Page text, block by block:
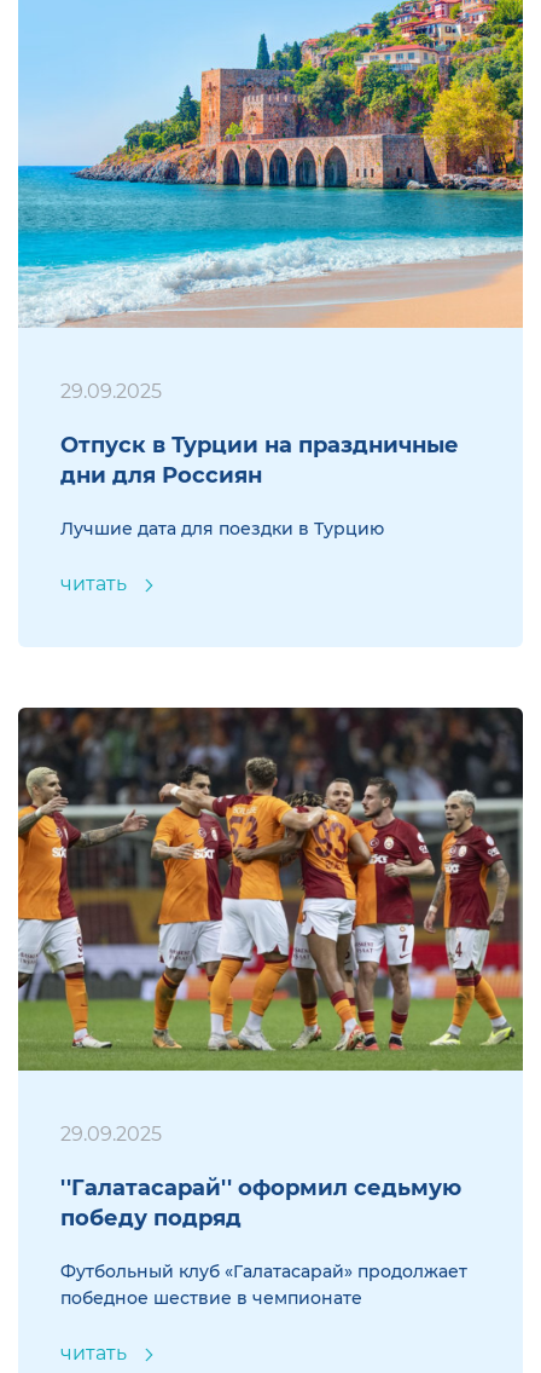
29.09.2025
Отпуск в Турции на праздничные
дни для Россиян
Лучшие дата для поездки в Турцию
читать
29.09.2025
''Галатасарай'' оформил седьмую
победу подряд
Футбольный клуб «Галатасарай» продолжает
победное шествие в чемпионате
читать